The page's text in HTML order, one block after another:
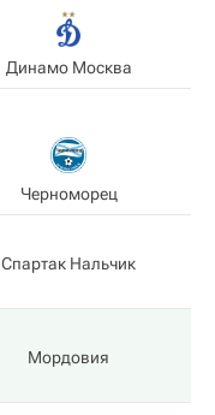
Динамо Москва
Черноморец
Спартак Нальчик
Мордовия